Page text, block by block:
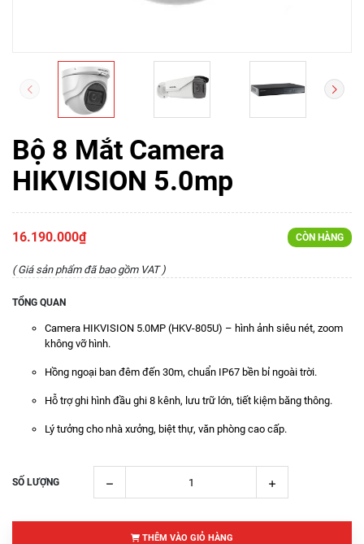
Bộ 8 Mắt Camera
HIKVISION 5.0mp
16.190.000₫ CÒN HÀNG
( Giá sản phẩm đã bao gồm VAT )
TỔNG QUAN
Camera HIKVISION 5.0MP (HKV-805U) – hình ảnh siêu nét, zoom
không vỡ hình.
Hồng ngoại ban đêm đến 30m, chuẩn IP67 bền bỉ ngoài trời.
Hỗ trợ ghi hình đầu ghi 8 kênh, lưu trữ lớn, tiết kiệm băng thông.
Lý tưởng cho nhà xưởng, biệt thự, văn phòng cao cấp.
SỐ LƯỢNG
THÊM VÀO GIỎ HÀNG